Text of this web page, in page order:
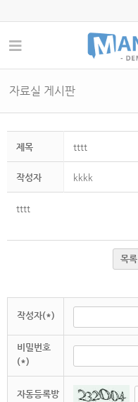
자료실 게시판
제목 tttt
작성자 kkkk
tttt
목록
작성자(*)
비밀번호
(*)
자동등록방